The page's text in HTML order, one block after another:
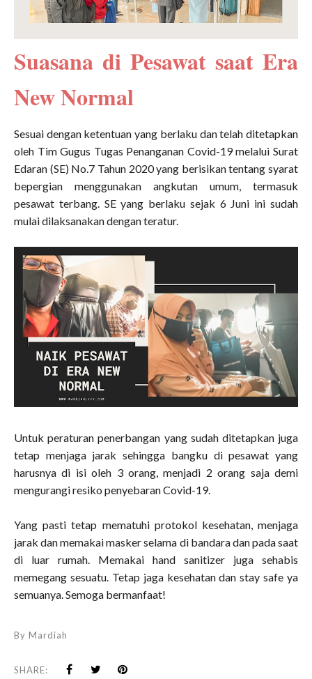
Suasana di Pesawat saat Era
New Normal
Sesuai dengan ketentuan yang berlaku dan telah ditetapkan
oleh Tim Gugus Tugas Penanganan Covid-19 melalui Surat
Edaran (SE) No.7 Tahun 2020 yang berisikan tentang syarat
bepergian menggunakan angkutan umum, termasuk
pesawat terbang. SE yang berlaku sejak 6 Juni ini sudah
mulai dilaksanakan dengan teratur.
Untuk peraturan penerbangan yang sudah ditetapkan juga
tetap menjaga jarak sehingga bangku di pesawat yang
harusnya di isi oleh 3 orang, menjadi 2 orang saja demi
mengurangi resiko penyebaran Covid-19.
Yang pasti tetap mematuhi protokol kesehatan, menjaga
jarak dan memakai masker selama di bandara dan pada saat
di luar rumah. Memakai hand sanitizer juga sehabis
memegang sesuatu. Tetap jaga kesehatan dan stay safe ya
semuanya. Semoga bermanfaat!
By Mardiah
SHARE: